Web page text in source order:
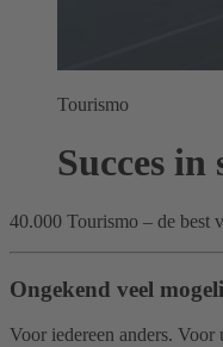
Tourismo
Succes in
40.000 Tourismo – de best
Ongekend veel
Voor iedereen anders. Voor